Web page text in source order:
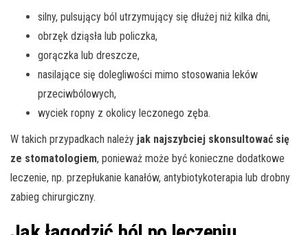
silny, pulsujący ból utrzymujący się dłużej niż kilka dni,
obrzęk dziąsła lub policzka,
gorączka lub dreszcze,
nasilające się dolegliwości mimo stosowania leków
przeciwbólowych,
wyciek ropny z okolicy leczonego zęba.
W takich przypadkach należy jak najszybciej skonsultować się
ze stomatologiem, ponieważ może być konieczne dodatkowe
leczenie, np. przepłukanie kanałów, antybiotykoterapia lub drobny
zabieg chirurgiczny.